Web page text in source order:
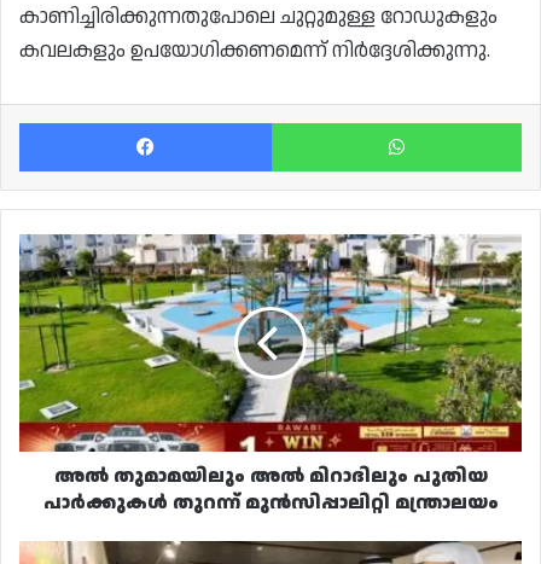
കാണിച്ചിരിക്കുന്നതുപോലെ ചുറ്റുമുള്ള റോഡുകളും
കവലകളും ഉപയോഗിക്കണമെന്ന് നിർദ്ദേശിക്കുന്നു.
Facebook
അൽ
തുമാമയിലും
അൽ
മിറാദിലും
പുതിയ
പാർക്കുകൾ
തുറന്ന്
മുൻസിപ്പാലിറ്റി
മന്ത്രാലയം
അൽ തുമാമയിലും അൽ മിറാദിലും പുതിയ
പാർക്കുകൾ തുറന്ന് മുൻസിപ്പാലിറ്റി മന്ത്രാലയം
അറബ്